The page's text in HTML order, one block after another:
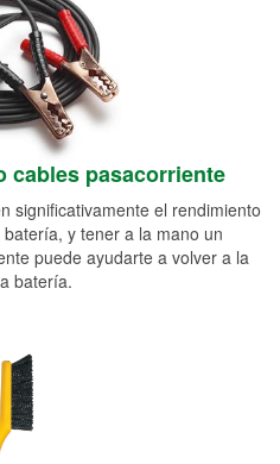
cables pasacorriente
significativamente el rendimiento
y tener a la mano un
puede ayudarte a volver a la
batería.